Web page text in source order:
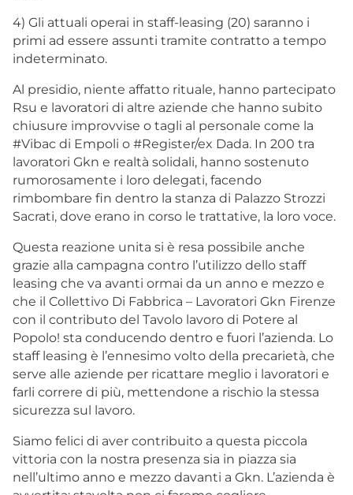
4) Gli attuali operai in staff-leasing (20) saranno i
primi ad essere assunti tramite contratto a tempo
indeterminato.
Al presidio, niente affatto rituale, hanno partecipato
Rsu e lavoratori di altre aziende che hanno subito
chiusure improvvise o tagli al personale come la
#Vibac di Empoli o #Register/ex Dada. In 200 tra
lavoratori Gkn e realtà solidali, hanno sostenuto
rumorosamente i loro delegati, facendo
rimbombare fin dentro la stanza di Palazzo Strozzi
Sacrati, dove erano in corso le trattative, la loro voce.
Questa reazione unita si è resa possibile anche
grazie alla campagna contro l’utilizzo dello staff
leasing che va avanti ormai da un anno e mezzo e
che il Collettivo Di Fabbrica – Lavoratori Gkn Firenze
con il contributo del Tavolo lavoro di Potere al
Popolo! sta conducendo dentro e fuori l’azienda. Lo
staff leasing è l’ennesimo volto della precarietà, che
serve alle aziende per ricattare meglio i lavoratori e
farli correre di più, mettendone a rischio la stessa
sicurezza sul lavoro.
Siamo felici di aver contribuito a questa piccola
vittoria con la nostra presenza sia in piazza sia
nell’ultimo anno e mezzo davanti a Gkn. L’azienda è